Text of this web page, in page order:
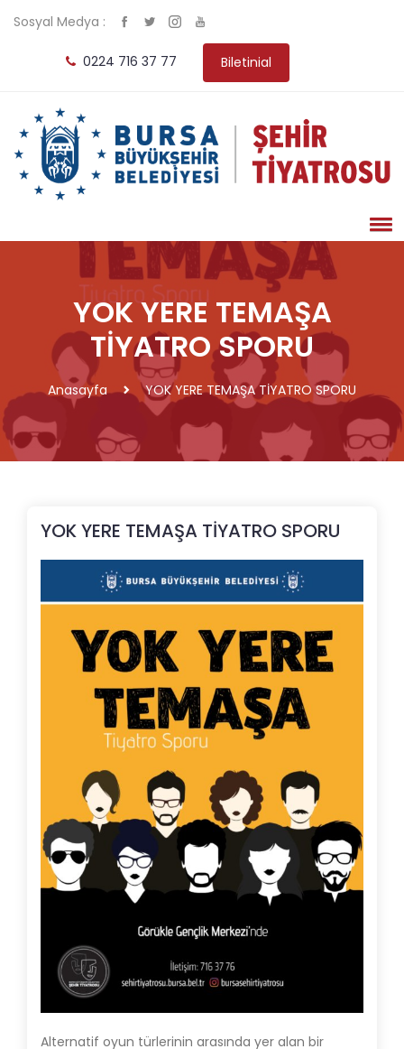
Sosyal Medya :
0224 716 37 77 Biletinial
YOK YERE TEMAŞA
TİYATRO SPORU
Anasayfa YOK YERE TEMAŞA TİYATRO SPORU
YOK YERE TEMAŞA TİYATRO SPORU
Alternatif oyun türlerinin arasında yer alan bir